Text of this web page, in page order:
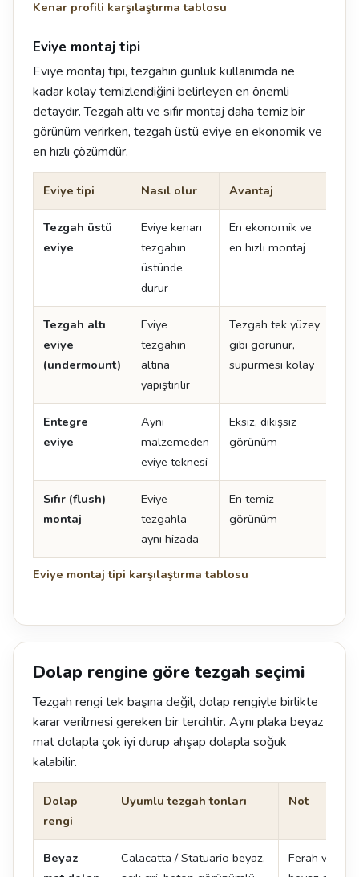
Kenar profili karşılaştırma tablosu
Eviye montaj tipi
Eviye montaj tipi, tezgahın günlük kullanımda ne
kadar kolay temizlendiğini belirleyen en önemli
detaydır. Tezgah altı ve sıfır montaj daha temiz bir
görünüm verirken, tezgah üstü eviye en ekonomik ve
en hızlı çözümdür.
Eviye montaj tipi karşılaştırma tablosu
Eviye tipi Nasıl olur Avantaj
Tezgah üstü
eviye
Eviye kenarı
tezgahın
üstünde
durur
En ekonomik ve
en hızlı montaj
Tezgah altı
eviye
(undermount)
Eviye
tezgahın
altına
yapıştırılır
Tezgah tek yüzey
gibi görünür,
süpürmesi kolay
Entegre
eviye
Aynı
malzemeden
eviye teknesi
Eksiz, dikişsiz
görünüm
Sıfır (flush)
montaj
Eviye
tezgahla
aynı hizada
En temiz
görünüm
Dolap rengine göre tezgah seçimi
Tezgah rengi tek başına değil, dolap rengiyle birlikte
karar verilmesi gereken bir tercihtir. Aynı plaka beyaz
mat dolapla çok iyi durup ahşap dolapla soğuk
kalabilir.
Dolap
rengi
Uyumlu tezgah tonları Not
Beyaz
Calacatta / Statuario beyaz,
Ferah ve